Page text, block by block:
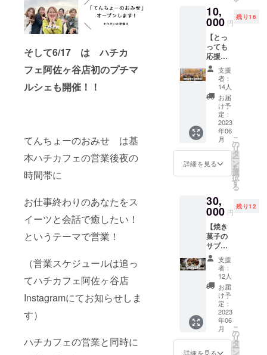
そして6/17 は ハチカ
フェ阿佐ヶ谷店初のプチマ
ルシェも開催！！
てんちょーのおみせ は基
本ハチカフェの営業後夜の
時間帯に
お仕事終わりのあなたをス
イーツと会話で癒したい！
というテーマで営業！
（営業スケジュールは追っ
てハチカフェ阿佐ヶ谷店
Instagramにてお知らせしま
す）
ハチカフェの営業と同時に
ンド
イッチ
のみ
イート
インタ
ルトテ
イクア
ウトも
OK） 当
日中に
すべて
交換の
ご協力
をお願
「有効
期限：
2023年
12月
（店舗
休日を
除
く）」
＊写真
はイ
メージ
です
内の中
央線駅
ボーリ
ング場
確認
メール
を当日
控えと
して 提
示して
いただ
きます
ので保
存をお
しま
す。 こ
は支援
額とし
てでは
なく
キャン
プファ
イヤー
手数料
と当日
運営で
全額使
用させ
ていた
だきま
考欄に
ご記入
いたし
ます 名
称 焼
き菓子
サイ
ズ
19×28
のBOX
重量
約700ｇ
～1㎏
保存方
法 冷
凍解凍
面にあ
り 賞味
期限 2
週間か
ら1か月
「原材
料及び
添加物
等の食
品表示
はお届
け商品
のラベ
ルに表
記され
ン・着
画は4月
上旬、
Instagr
amで公
開しま
す。 こ
のクラ
ファン
だけの
限定販
売で
す。カ
ラー展
開はホ
ワイト
のみ。
からの
変更可
の場合
Instagr
amDM
にてご
連絡く
ださ
い。 全
国配送
料金込
みの金
額で
す。
10,
000 円
残り16
【とっ
っても
応援し
ちゃう
よ】 あ
なたの
その愛
に全力
でお応
えする
サン
キュー
レター
とハチ
カフェ
使える
3000円
ギフト
券を共
にご自
宅に郵
送しま
す。 ギ
フト券
使用期
限＊
「有効
期限：
2023年
6月～
2023年
12月
支援
者：
14人
お届
け予
定：
2023
年06
月
詳細を見る
こ
の
リ
タ
ー
ン
を
選
択
す
る
30,
000 円
残り12
【焼き
菓子の
サブス
ク（半
年）】
毎月
ティー
タイム
がウキ
ウキし
ちゃう
セット
が届く
夢便で
支援
者：
12人
お届
け予
定：
2023
年06
月
詳細を見る
こ
の
リ
タ
ー
ン